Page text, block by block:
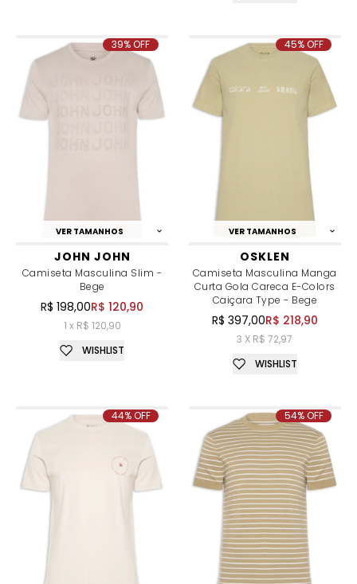
VER TAMANHOS
JOHN JOHN
Camiseta Masculina Slim -
Bege
R$ 198,00R$ 120,90
1 x R$ 120,90
39% OFF
WISHLIST
VER TAMANHOS
OSKLEN
Camiseta Masculina Manga
Curta Gola Careca E-Colors
Caiçara Type - Bege
R$ 397,00R$ 218,90
3 X R$ 72,97
45% OFF
WISHLIST
44% OFF 54% OFF